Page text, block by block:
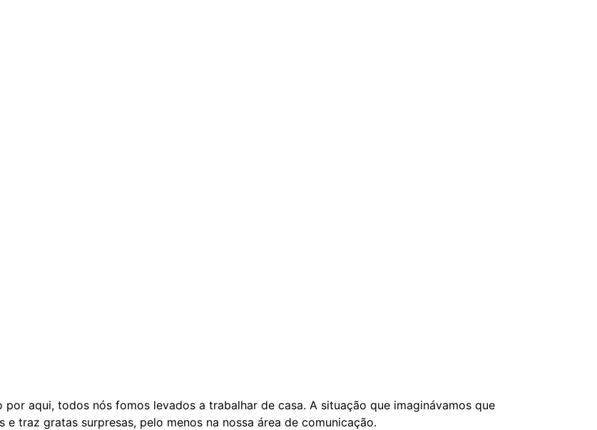
aqui, todos nós fomos levados a trabalhar de casa. A situação que imaginávamos que
traz gratas surpresas, pelo menos na nossa área de comunicação.